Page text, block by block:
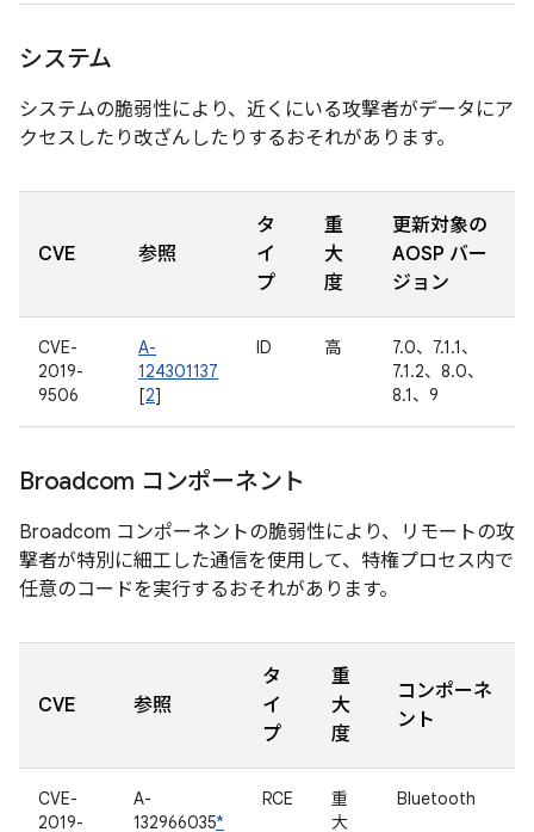
システム
システムの脆弱性により、近くにいる攻撃者がデータにア
クセスしたり改ざんしたりするおそれがあります。
CVE 参照
タ
イ
プ
重
大
度
更新対象の
AOSP バー
ジョン
CVE-
2019-
9506
A-
124301137
[2]
ID 高
7.0、7.1.1、
7.1.2、8.0、
8.1、9
Broadcom コンポーネント
Broadcom コンポーネントの脆弱性により、リモートの攻
撃者が特別に細工した通信を使用して、特権プロセス内で
任意のコードを実行するおそれがあります。
CVE 参照
タ
イ
プ
重
大
度
コンポーネ
ント
CVE-
2019-
A-
132966035*
RCE
重
大
Bluetooth